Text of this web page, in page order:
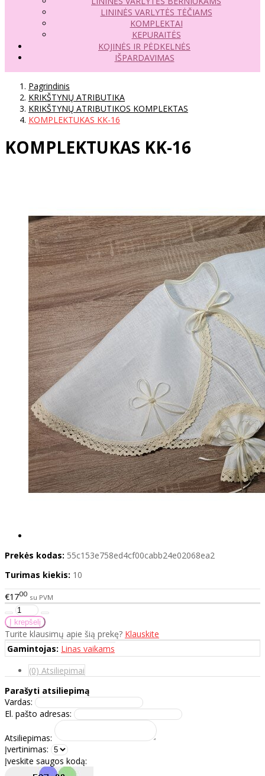
LININĖS VARLYTĖS TĖČIAMS
KOMPLEKTAI
KEPURAITĖS
KOJINĖS IR PĖDKELNĖS
IŠPARDAVIMAS
Pagrindinis
KRIKŠTYNŲ ATRIBUTIKA
KRIKŠTYNŲ ATRIBUTIKOS KOMPLEKTAS
KOMPLEKTUKAS KK-16
KOMPLEKTUKAS KK-16
Prekės kodas: 55c153e758ed4cf00cabb24e02068ea2
Turimas kiekis: 10
€1700 su PVM
Turite klausimų apie šią prekę? Klauskite
Gamintojas: Linas vaikams
(0) Atsiliepimai
Parašyti atsiliepimą
Vardas:
El. pašto adresas:
Atsiliepimas:
Įvertinimas:
Įveskite saugos kodą: